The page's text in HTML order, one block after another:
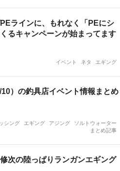
ラインに、もれなく「PEにシ
るキャンペーンが始まってます
イベント ネタ エギング
）の釣具店イベント情報まとめ
シング エギング アジング
ソルトウォーター
まとめ記事
次の陸っぱりランガンエギング